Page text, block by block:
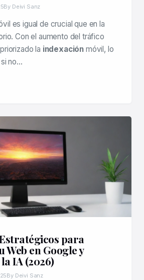
By Deivi Sanz
es igual de crucial que en la
Con el aumento del tráfico
la indexación móvil, lo
no…
para
Web en Google y
IA (2026)
By Deivi Sanz